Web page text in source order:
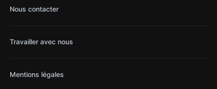
Nous contacter
Travailler avec nous
Mentions légales